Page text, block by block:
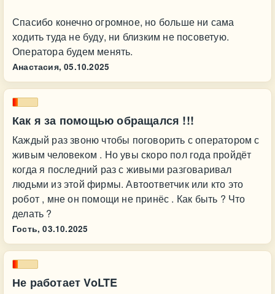
Спасибо конечно огромное, но больше ни сама
ходить туда не буду, ни близким не посоветую.
Оператора будем менять.
Анастасия, 05.10.2025
Как я за помощью обращался !!!
Каждый раз звоню чтобы поговорить с оператором с
живым человеком . Но увы скоро пол года пройдёт
когда я последний раз с живыми разговаривал
людьми из этой фирмы. Автоответчик или кто это
робот , мне он помощи не принёс . Как быть ? Что
делать ?
Гость, 03.10.2025
Не работает VoLTE